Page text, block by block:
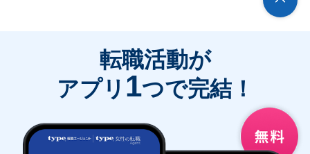
転職活動が
アプリ 1つで完結！